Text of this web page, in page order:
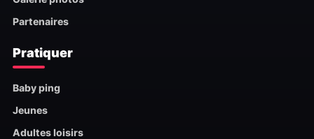
Partenaires
Pratiquer
Baby ping
Jeunes
Adultes loisirs